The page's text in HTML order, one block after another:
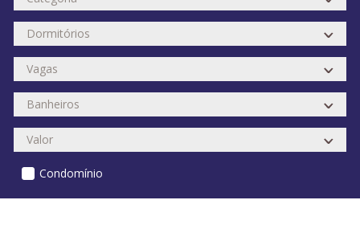
Condomínio